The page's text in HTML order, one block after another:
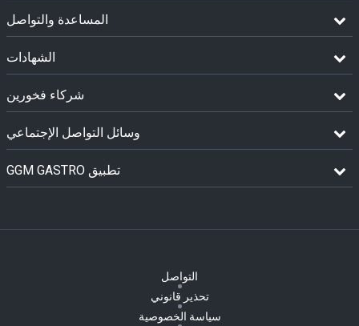
المساعدة والتواصل
الشهادات
شركاء فخورين
وسائل التواصل الإجتماعي
GGM GASTRO تطبيق
التواصل
تحذير قانوني
سياسة الخصوصية